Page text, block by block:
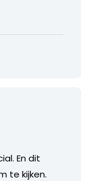
En dit
te kijken.